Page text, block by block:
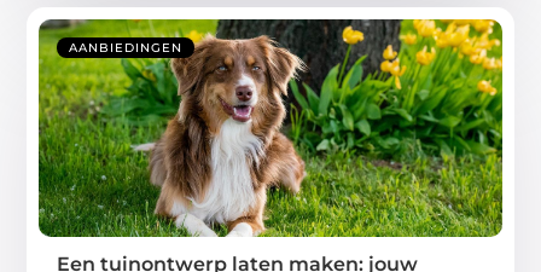
AANBIEDINGEN
Een tuinontwerp laten maken: jouw